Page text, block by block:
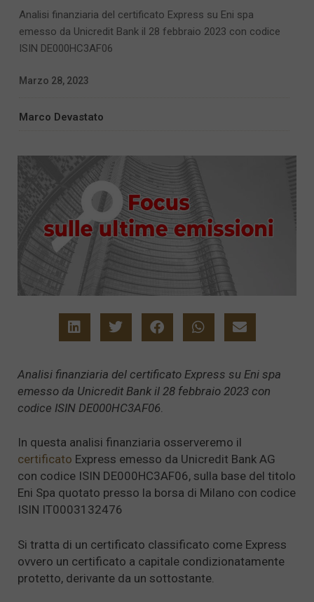
Analisi finanziaria del certificato Express su Eni spa
emesso da Unicredit Bank il 28 febbraio 2023 con codice
ISIN DE000HC3AF06
Marzo 28, 2023
Marco Devastato
Analisi finanziaria del certificato Express su Eni spa
emesso da Unicredit Bank il 28 febbraio 2023 con
codice ISIN DE000HC3AF06
In questa analisi finanziaria osserveremo il
certificato Express emesso da Unicredit Bank AG
con codice ISIN DE000HC3AF06, sulla base del titolo
Eni Spa quotato presso la borsa di Milano con codice
ISIN IT0003132476
Si tratta di un certificato classificato come Express
ovvero un certificato a capitale condizionatamente
protetto, derivante da un sottostante.